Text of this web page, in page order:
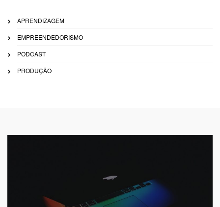
APRENDIZAGEM
EMPREENDEDORISMO
PODCAST
PRODUÇÃO